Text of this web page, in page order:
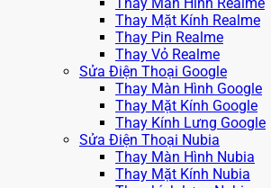
Thay Màn Hình Realme
Thay Mặt Kính Realme
Thay Pin Realme
Thay Vỏ Realme
Sửa Điện Thoại Google
Thay Màn Hình Google
Thay Mặt Kính Google
Thay Kính Lưng Google
Sửa Điện Thoại Nubia
Thay Màn Hình Nubia
Thay Mặt Kính Nubia